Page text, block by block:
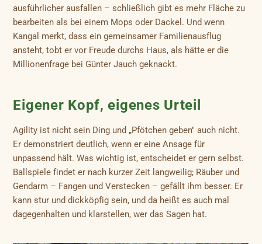
ausführlicher ausfallen – schließlich gibt es mehr Fläche zu
bearbeiten als bei einem Mops oder Dackel. Und wenn
Kangal merkt, dass ein gemeinsamer Familienausflug
ansteht, tobt er vor Freude durchs Haus, als hätte er die
Millionenfrage bei Günter Jauch geknackt.
Eigener Kopf, eigenes Urteil
Agility ist nicht sein Ding und „Pfötchen geben" auch nicht.
Er demonstriert deutlich, wenn er eine Ansage für
unpassend hält. Was wichtig ist, entscheidet er gern selbst.
Ballspiele findet er nach kurzer Zeit langweilig; Räuber und
Gendarm – Fangen und Verstecken – gefällt ihm besser. Er
kann stur und dickköpfig sein, und da heißt es auch mal
dagegenhalten und klarstellen, wer das Sagen hat.